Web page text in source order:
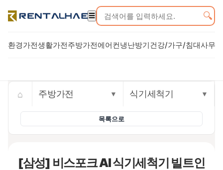
☰ 🔍
환경가전생활가전주방가전에어컨냉난방기건강/가구/침대사무
Trusted rental commerce storefront
⌂ 주방가전 ▼ 식기세척기 ▼
목록으로
[삼성] 비스포크 AI 식기세척기 빌트인